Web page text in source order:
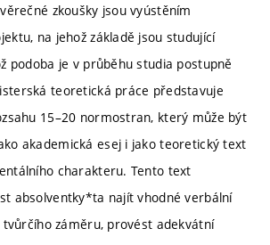
zkoušky jsou vyústěním
na jehož základě jsou studující
podoba je v průběhu studia postupně
teoretická práce představuje
15–20 normostran, který může být
akademická esej i jako teoretický text
charakteru. Tento text
absolventky*ta najít vhodné verbální
záměru, provést adekvátní